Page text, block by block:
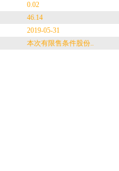
0.02
46.14
2019-05-31
本次有限售条件股份..